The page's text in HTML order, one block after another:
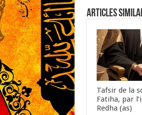
Articles
Tafsir de la
Fatiha, par
Redha (as)